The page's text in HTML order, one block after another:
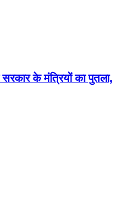
के मंत्रियों का पुतला,